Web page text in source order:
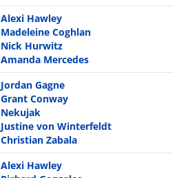
Alexi Hawley
Madeleine Coghlan
Nick Hurwitz
Amanda Mercedes
Jordan Gagne
Grant Conway
Nekujak
Justine von Winterfeldt
Christian Zabala
Alexi Hawley